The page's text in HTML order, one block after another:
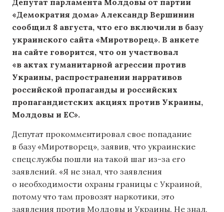
«Демократия дома» Александр Вершинин
сообщил 8 августа, что его включили в базу
украинского сайта «Миротворец». В анкете
на сайте говорится, что он участвовал
«в актах гуманитарной агрессии против
Украины, распространении нарративов
российской пропаганды и российских
пропагандистских акциях против Украины,
Молдовы и ЕС».
Депутат прокомментировал свое попадание
в базу «Миротворец», заявив, что украинские
спецслужбы пошли на такой шаг из-за его
заявлений. «Я не знал, что заявления
о необходимости охраны границы с Украиной,
потому что там провозят наркотики, это
заявления против Молдовы и Украины. Не знал,